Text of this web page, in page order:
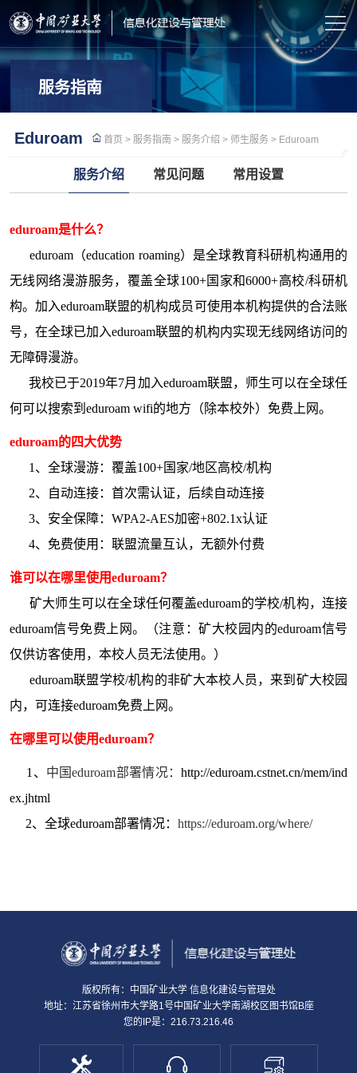
服务指南
Eduroam 首页 > 服务指南 > 服务介绍 > 师生服务 > Eduroam
服务介绍 常见问题 常用设置
eduroam是什么？
eduroam（education roaming）是全球教育科研机构通用的
无线网络漫游服务，覆盖全球100+国家和6000+高校/科研机
构。加入eduroam联盟的机构成员可使用本机构提供的合法账
号，在全球已加入eduroam联盟的机构内实现无线网络访问的
无障碍漫游。
我校已于2019年7月加入eduroam联盟，师生可以在全球任
何可以搜索到eduroam wifi的地方（除本校外）免费上网。
eduroam的四大优势
1、全球漫游：覆盖100+国家/地区高校/机构
2、自动连接：首次需认证，后续自动连接
3、安全保障：WPA2-AES加密+802.1x认证
4、免费使用：联盟流量互认，无额外付费
谁可以在哪里使用eduroam？
矿大师生可以在全球任何覆盖eduroam的学校/机构，连接
eduroam信号免费上网。（注意：矿大校园内的eduroam信号
仅供访客使用，本校人员无法使用。）
eduroam联盟学校/机构的非矿大本校人员，来到矿大校园
内，可连接eduroam免费上网。
在哪里可以使用eduroam？
1、 中国eduroam部署情况：http://eduroam.cstnet.cn/mem/ind
ex.jhtml
2、全球eduroam部署情况： https://eduroam.org/where/
版权所有：中国矿业大学 信息化建设与管理处
地址：江苏省徐州市大学路1号中国矿业大学南湖校区图书馆B座
您的IP是：216.73.216.46